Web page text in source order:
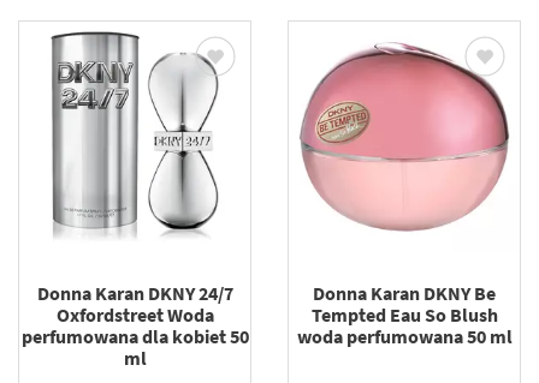
Donna Karan DKNY 24/7
Oxfordstreet Woda
perfumowana dla kobiet 50
ml
Donna Karan DKNY Be
Tempted Eau So Blush
woda perfumowana 50 ml